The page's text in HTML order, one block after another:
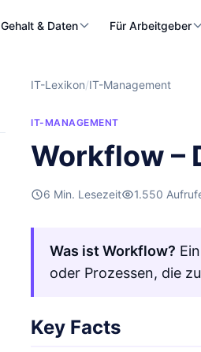
Gehalt & Daten Für Arbeitgeber
IT-Lexikon/IT-Management
IT-MANAGEMENT
Workflow –
6 Min. Lesezeit 1.550
Was ist Workflow?
oder Prozessen, die
Key Facts